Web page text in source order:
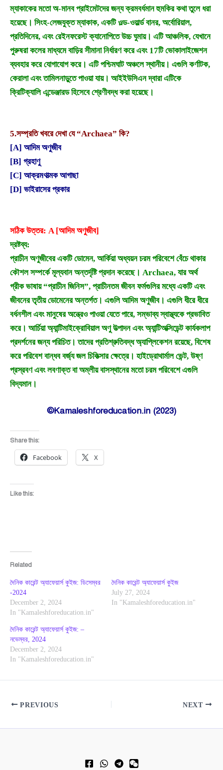
ম্যাকাকের মতো অ-মানব প্রাইমেটদের জন্য ক্রমবর্ধমান হুমকির কথা তুলে ধরা
হয়েছে। সিংহ-লেজযুক্ত ম্যাকাক, একটি ওল্ড-ওয়ার্ল্ড বানর, অর্বোরিয়াল,
প্রতিদিনের, এবং রেইনফরেস্ট ক্যানোপিতে উচ্চ ঘুমায়। এটি আঞ্চলিক, যেখানে
পুরুষরা কলের মাধ্যমে বাড়ির সীমানা নির্ধারণ করে এবং 17টি ভোকালাইজেশন
ব্যবহার করে যোগাযোগ করে। এটি পশ্চিমঘাট অঞ্চলে স্থানীয়। এগুলি কর্ণাটক,
কেরালা এবং তামিলনাড়ুতে পাওয়া যায়। আইইউসিএন দ্বারা এটিকে
ক্রিটিক্যালি এন্ডেঞ্জারড হিসেবে শ্রেণীবদ্ধ করা হয়েছে।
5.সম্প্রতি খবরে দেখা যে “Archaea” কি?
[A] আদিম অণুজীব
[B] গ্রহাণু
[C] আক্রমণাত্মক আগাছা
[D] ভাইরাসের প্রকার
সঠিক উত্তর: A [আদিম অণুজীব]
দ্রষ্টব্য:
প্রাচীন অণুজীবের একটি ডোমেন, আর্কিয়া অধ্যয়ন চরম পরিবেশে বেঁচে থাকার
কৌশল সম্পর্কে মূল্যবান অন্তর্দৃষ্টি প্রদান করেছে। Archaea, যার অর্থ
গ্রীক ভাষায় “প্রাচীন জিনিস”, প্রাচীনতম জীবন ফর্মগুলির মধ্যে একটি এবং
জীবনের তৃতীয় ডোমেনের অন্তর্গত। এগুলি আদিম অণুজীব। এগুলি ধীরে ধীরে
বর্ধনশীল এবং মানুষের অন্ত্রেও পাওয়া যেতে পারে, সম্ভাব্য স্বাস্থ্যকে প্রভাবিত
করে। আর্চিয়া অ্যান্টিমাইক্রোবিয়াল অণু উত্পাদন এবং অ্যান্টিঅক্সিডেন্ট কার্যকলাপ
প্রদর্শনের জন্য পরিচিত। তাদের প্রতিশ্রুতিবদ্ধ অ্যাপ্লিকেশন রয়েছে, বিশেষ
করে পরিবেশ বান্ধব বর্জ্য জল চিকিত্সার ক্ষেত্রে। হাইড্রোথার্মাল ভেন্ট, উষ্ণ
প্রস্রবণ এবং লবণাক্ত বা অম্লীয় বাসস্থানের মতো চরম পরিবেশে এগুলি
বিদ্যমান।
©Kamaleshforeducation.in (2023)
Share this:
Facebook X
Like this:
Related
দৈনিক কারেন্ট অ্যাফেয়ার্স কুইজ: ডিসেম্বর
-2024
December 2, 2024
In "Kamaleshforeducation.in"
দৈনিক কারেন্ট অ্যাফেয়ার্স কুইজ
July 27, 2024
In "Kamaleshforeducation.in"
দৈনিক কারেন্ট অ্যাফেয়ার্স কুইজ: –
নভেম্বর, 2024
December 2, 2024
In "Kamaleshforeducation.in"
PREVIOUS NEXT